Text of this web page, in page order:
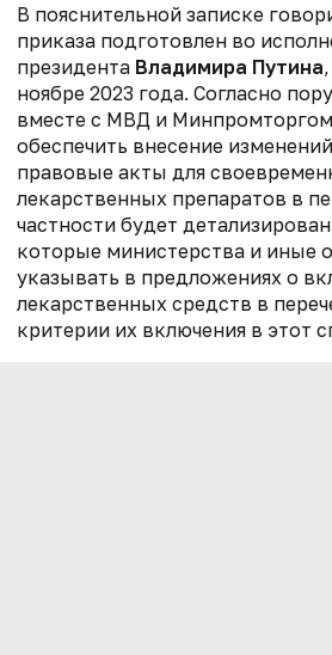
В пояснительной записке
приказа подготовлен во
президента Владимира Путина
ноябре 2023 года. Согласно
вместе с МВД и
обеспечить внесение
правовые акты для
лекарственных препаратов в
частности будет
которые министерства и иные
указывать в предложениях о
лекарственных средств в
критерии их включения в этот